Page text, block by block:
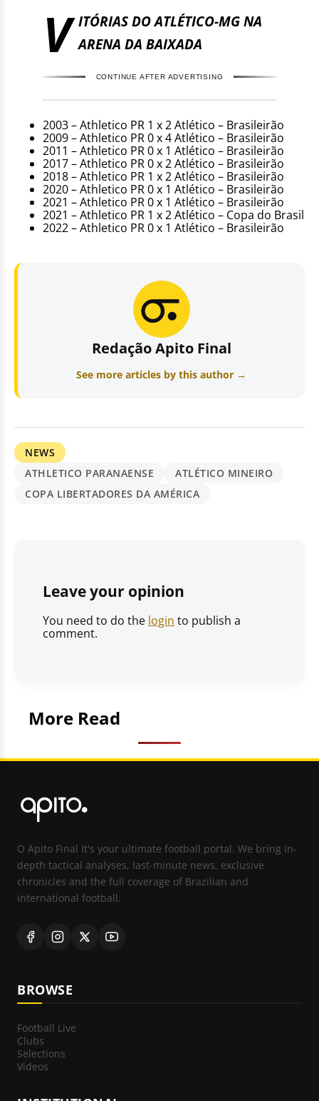
V ITÓRIAS DO ATLÉTICO-MG NA
ARENA DA BAIXADA
CONTINUE AFTER ADVERTISING
2003 – Athletico PR 1 x 2 Atlético – Brasileirão
2009 – Athletico PR 0 x 4 Atlético – Brasileirão
2011 – Athletico PR 0 x 1 Atlético – Brasileirão
2017 – Athletico PR 0 x 2 Atlético – Brasileirão
2018 – Athletico PR 1 x 2 Atlético – Brasileirão
2020 – Athletico PR 0 x 1 Atlético – Brasileirão
2021 – Athletico PR 0 x 1 Atlético – Brasileirão
2021 – Athletico PR 1 x 2 Atlético – Copa do Brasil
2022 – Athletico PR 0 x 1 Atlético – Brasileirão
Redação Apito Final
See more articles by this author →
NEWS
ATHLETICO PARANAENSE
ATLÉTICO MINEIRO
COPA LIBERTADORES DA AMÉRICA
Leave your opinion
You need to do the login to publish a
comment.
More Read
O Apito Final It's your ultimate football portal. We bring in-
depth tactical analyses, last-minute news, exclusive
chronicles and the full coverage of Brazilian and
international football.
BROWSE
Football Live
Clubs
Selections
Videos